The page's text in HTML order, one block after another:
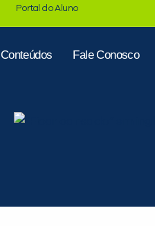
Portal do Aluno
Conteúdos Fale Conosco